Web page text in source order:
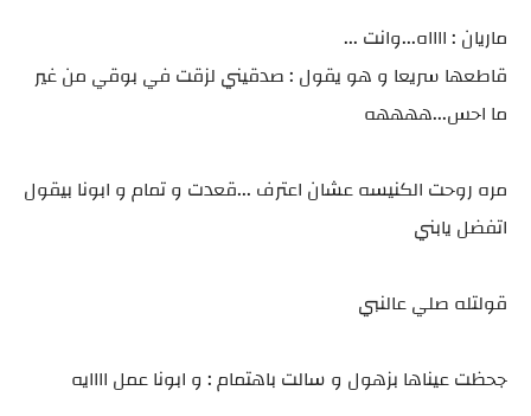
ماريان : ااااه...وانت ...
قاطعها سريعا و هو يقول : صدقيني لزقت في بوقي من غير
ما احس...ههههه
مره روحت الكنيسه عشان اعترف ...قعدت و تمام و ابونا بيقول
اتفضل يابني
قولتله صلي عالنبي
جحظت عيناها بزهول و سالت باهتمام : و ابونا عمل اااايه